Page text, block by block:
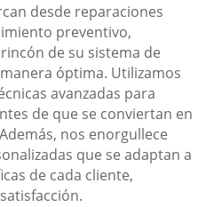
desde reparaciones
preventivo,
de su sistema de
óptima. Utilizamos
avanzadas para
de que se conviertan en
nos enorgullece
que se adaptan a
de cada cliente,